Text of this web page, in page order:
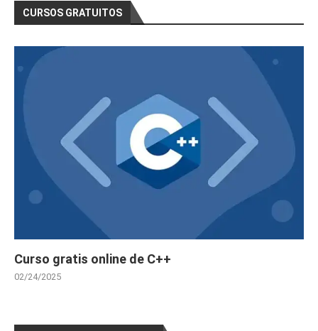
CURSOS GRATUITOS
Curso gratis online de C++
02/24/2025